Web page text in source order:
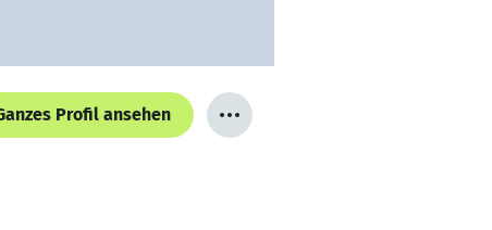
Profil ansehen